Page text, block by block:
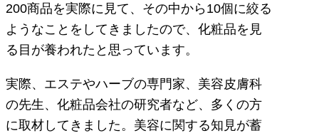
200商品を実際に見て、その中から10個に絞る
ようなことをしてきましたので、化粧品を見
る目が養われたと思っています。
実際、エステやハーブの専門家、美容皮膚科
の先生、化粧品会社の研究者など、多くの方
に取材してきました。美容に関する知見が蓄